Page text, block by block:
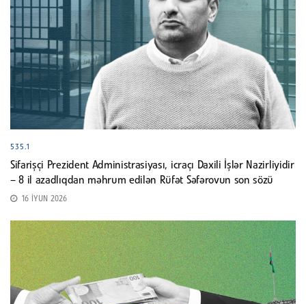
535.1
Sifarişçi Prezident Administrasiyası, icraçı Daxili İşlər Nazirliyidir
– 8 il azadlıqdan məhrum edilən Rüfət Səfərovun son sözü
16 İYUN 2026